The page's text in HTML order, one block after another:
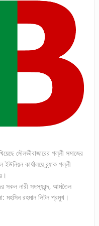
মৌলভীবাজারের পল্লী সমাজের
কার্যালয়ে ব্র্যাক পল্লী
সকল নারী সদস্যবৃন্দ, আমতৈল
মহসিন রহমান লিটন প্রমুখ।